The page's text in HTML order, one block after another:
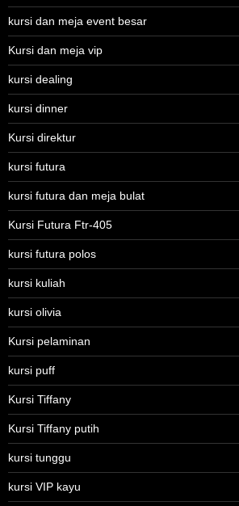
kursi dan meja event besar
Kursi dan meja vip
kursi dealing
kursi dinner
Kursi direktur
kursi futura
kursi futura dan meja bulat
Kursi Futura Ftr-405
kursi futura polos
kursi kuliah
kursi olivia
Kursi pelaminan
kursi puff
Kursi Tiffany
Kursi Tiffany putih
kursi tunggu
kursi VIP kayu